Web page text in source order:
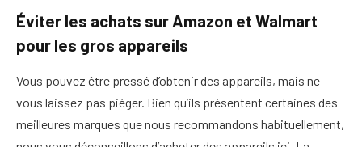
Éviter les achats sur Amazon et Walmart
pour les gros appareils
Vous pouvez être pressé d’obtenir des appareils, mais ne
vous laissez pas piéger. Bien qu’ils présentent certaines des
meilleures marques que nous recommandons habituellement,